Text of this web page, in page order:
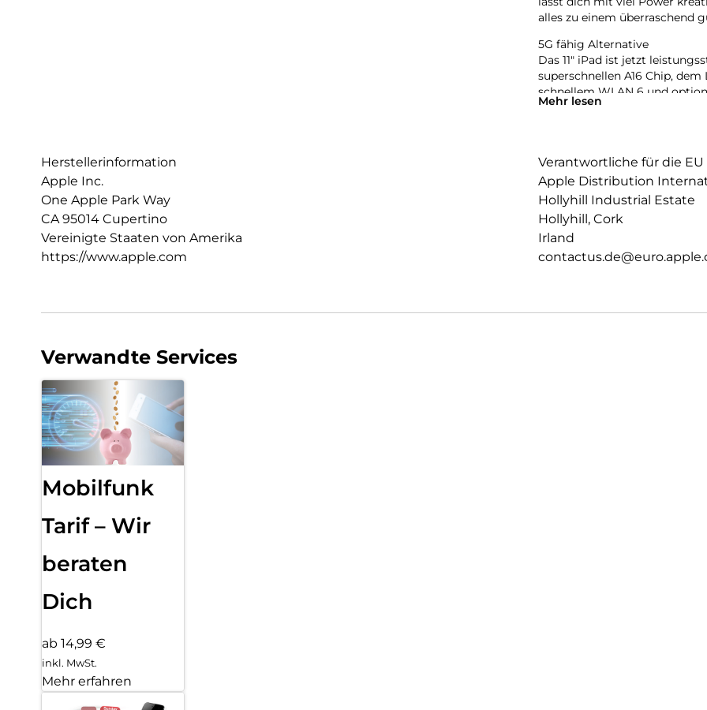
alles zu einem überraschend
5G fähig Alternative
Das 11″ iPad ist jetzt
superschnellen A16 Chip,
schnellem WLAN 6 und
Farben. Es lässt dich mit viel
Das 11″ iPad ist jetzt
superschnellen A16 Chip,
schnellem WLAN 6, dem
mit viel Power kreativ sein, in
einem überraschend
11 LIQUID RETINA DISPLAY
PERFORMANCE UND
Mehr lesen
Herstellerinformation
Apple Inc.
One Apple Park Way
CA 95014 Cupertino
Vereinigte Staaten von Amerika
https://www.apple.com
Verantwortliche für die EU
Apple Distribution
Hollyhill Industrial Estate
Hollyhill, Cork
Irland
Verwandte Services
Mobilfunk
Tarif – Wir
beraten
Dich
ab 14,99 €
inkl. MwSt.
Mehr erfahren